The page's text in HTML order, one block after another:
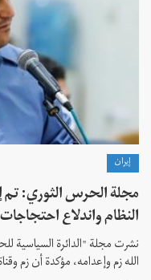
إيران
مجلة الحرس الثوري:
النظام واندلاع احتجاجات
نشرت مجلة "الدائرة السياسية
الله زم وإعدامه، مؤكدة أن زم